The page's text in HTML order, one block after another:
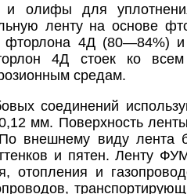
и олифы для
ленту на основе
фторлона 4Д (80—84%)
4Д стоек ко всем
средам.
соединений
мм. Поверхность
внешнему виду лента
и пятен. Ленту
отопления и